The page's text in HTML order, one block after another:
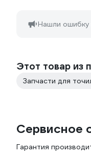
Нашли ошибку
Этот товар из
Запчасти для
Сервисное
Гарантия